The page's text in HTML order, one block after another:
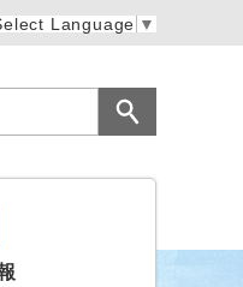
Language ▼